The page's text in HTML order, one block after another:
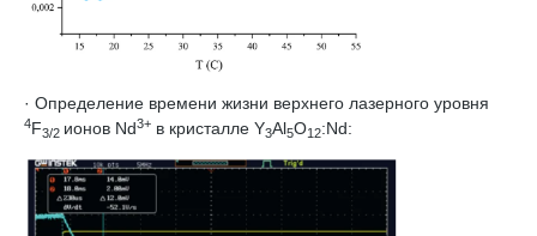
· Определение времени жизни верхнего лазерного уровня
4F3/2 ионов Nd3+ в кристалле Y3Al5O12:Nd: